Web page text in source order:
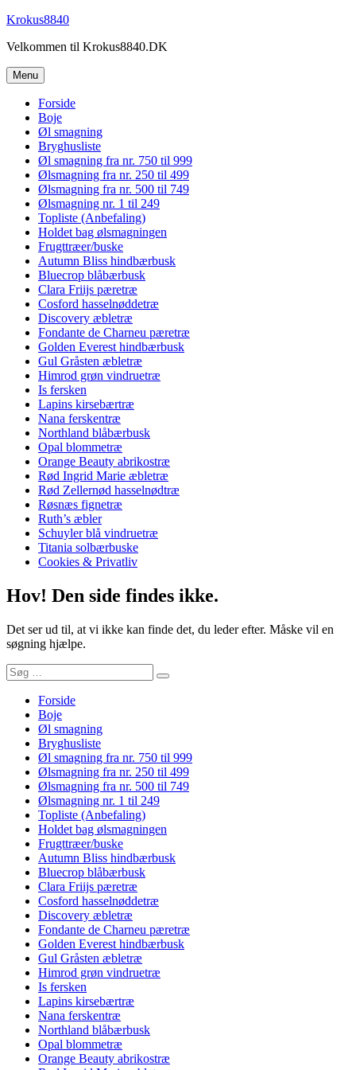
Videre
indhold
Krokus8840
Velkommen til Krokus8840.DK
Menu
Forside
Boje
Øl smagning
Bryghusliste
Øl smagning fra nr. 750 til 999
Ølsmagning fra nr. 250 til 499
Ølsmagning fra nr. 500 til 749
Ølsmagning nr. 1 til 249
Topliste (Anbefaling)
Holdet bag ølsmagningen
Frugttræer/buske
Autumn Bliss hindbærbusk
Bluecrop blåbærbusk
Clara Friijs pæretræ
Cosford hasselnøddetræ
Discovery æbletræ
Fondante de Charneu pæretræ
Golden Everest hindbærbusk
Gul Gråsten æbletræ
Himrod grøn vindruetræ
Is fersken
Lapins kirsebærtræ
Nana ferskentræ
Northland blåbærbusk
Opal blommetræ
Orange Beauty abrikostræ
Rød Ingrid Marie æbletræ
Rød Zellernød hasselnødtræ
Røsnæs fignetræ
Ruth’s æbler
Schuyler blå vindruetræ
Titania solbærbuske
Cookies & Privatliv
Hov! Den side findes ikke.
Det ser ud til, at vi ikke kan finde det, du leder efter. Måske vil en
søgning hjælpe.
Søg
efter:
Søg
Forside
Boje
Øl smagning
Bryghusliste
Øl smagning fra nr. 750 til 999
Ølsmagning fra nr. 250 til 499
Ølsmagning fra nr. 500 til 749
Ølsmagning nr. 1 til 249
Topliste (Anbefaling)
Holdet bag ølsmagningen
Frugttræer/buske
Autumn Bliss hindbærbusk
Bluecrop blåbærbusk
Clara Friijs pæretræ
Cosford hasselnøddetræ
Discovery æbletræ
Fondante de Charneu pæretræ
Golden Everest hindbærbusk
Gul Gråsten æbletræ
Himrod grøn vindruetræ
Is fersken
Lapins kirsebærtræ
Nana ferskentræ
Northland blåbærbusk
Opal blommetræ
Orange Beauty abrikostræ